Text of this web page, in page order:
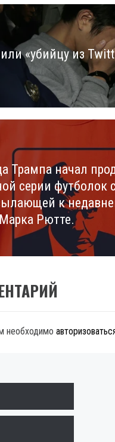
«убийцу из
Трампа начал
серии футболок
к
Рютте.
необходимо